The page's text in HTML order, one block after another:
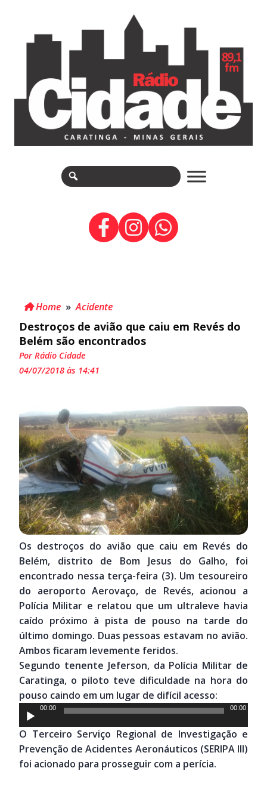
Home »Acidente
Destroços de avião que caiu em Revés do
Belém são encontrados
Por Rádio Cidade
04/07/2018 às 14:41
Os destroços do avião que caiu em Revés do
Belém, distrito de Bom Jesus do Galho, foi
encontrado nessa terça-feira (3). Um tesoureiro
do aeroporto Aerovaço, de Revés, acionou a
Polícia Militar e relatou que um ultraleve havia
caído próximo à pista de pouso na tarde do
último domingo. Duas pessoas estavam no avião.
Ambos ficaram levemente feridos.
Segundo tenente Jeferson, da Polícia Militar de
Caratinga, o piloto teve dificuldade na hora do
pouso caindo em um lugar de difícil acesso:
Tocador
de
áudio
00:00 00:00
O Terceiro Serviço Regional de Investigação e
Prevenção de Acidentes Aeronáuticos (SERIPA III)
foi acionado para prosseguir com a perícia.